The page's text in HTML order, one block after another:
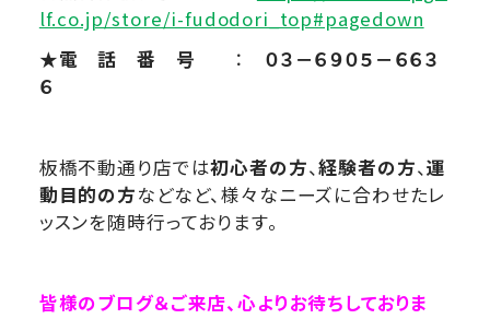
lf.co.jp/store/i-fudodori_top#pagedown
★電 話 番 号
： ０３－６９０５－６６３
６
板橋不動通り店では初心者の方、経験者の方、運
動目的の方などなど、様々なニーズに合わせたレ
ッスンを随時行っております。
皆様のブログ＆ご来店、心よりお待ちしておりま